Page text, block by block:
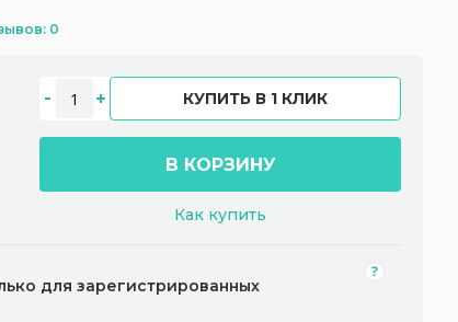
0
КУПИТЬ В 1 КЛИК
В КОРЗИНУ
Как купить
для зарегистрированных